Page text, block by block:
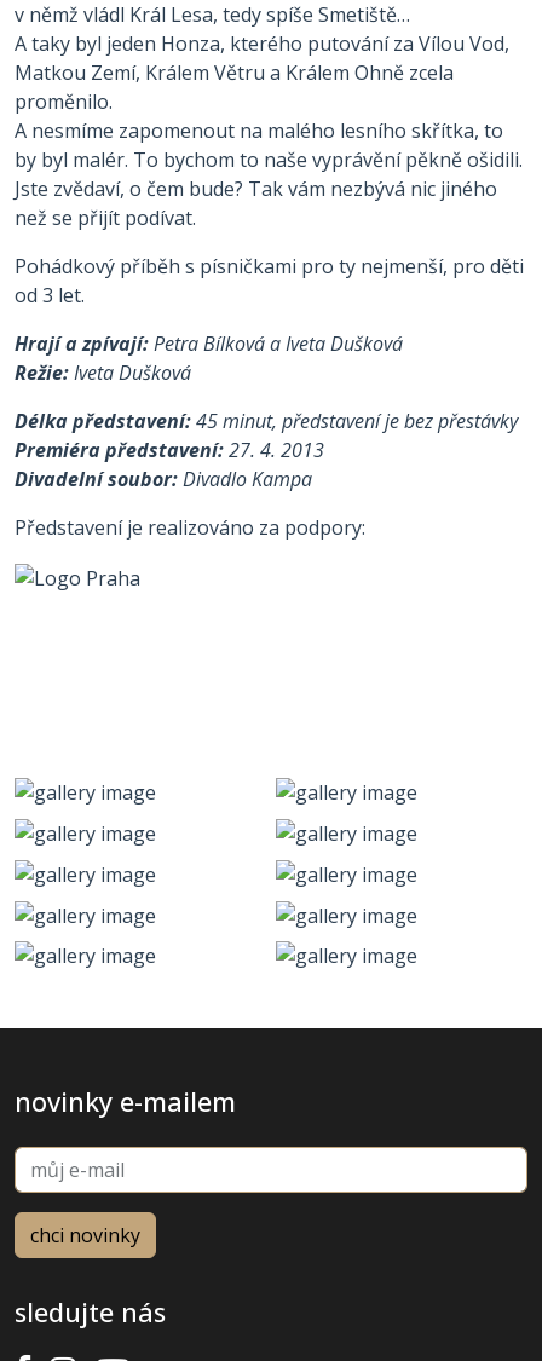
v němž vládl Král Lesa, tedy spíše Smetiště…
A taky byl jeden Honza, kterého putování za Vílou Vod,
Matkou Zemí, Králem Větru a Králem Ohně zcela
proměnilo.
A nesmíme zapomenout na malého lesního skřítka, to
by byl malér. To bychom to naše vyprávění pěkně ošidili.
Jste zvědaví, o čem bude? Tak vám nezbývá nic jiného
než se přijít podívat.
Pohádkový příběh s písničkami pro ty nejmenší, pro děti
od 3 let.
Hrají a zpívají:Petra Bílková a Iveta Dušková
Režie:Iveta Dušková
Délka představení:45 minut, představení je bez přestávky
Premiéra představení:27. 4. 2013
Divadelní soubor:Divadlo Kampa
Představení je realizováno za podpory:
novinky e-mailem
sledujte nás